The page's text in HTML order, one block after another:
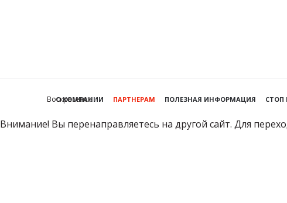
Воскресенск
О КОМПАНИИ ПАРТНЕРАМ ПОЛЕЗНАЯ ИНФОРМАЦИЯ СТОП
Внимание! Вы перенаправляетесь на другой сайт. Для